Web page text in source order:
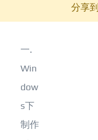
分享
一.
Win
dow
s下
制作